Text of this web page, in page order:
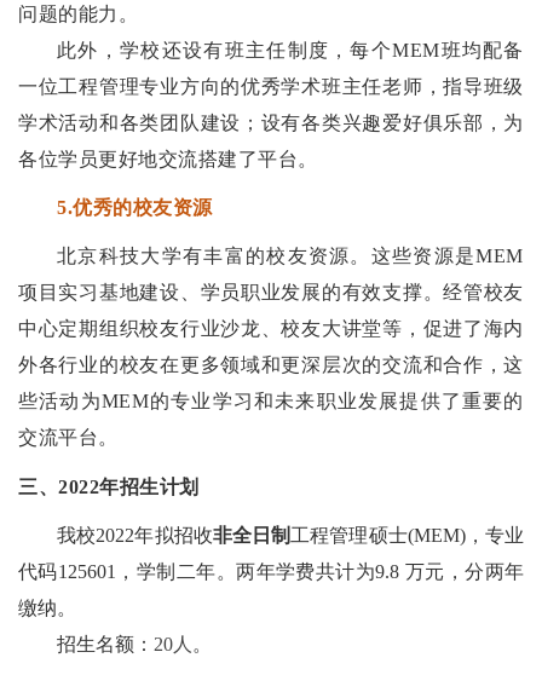
问题的能力。
此外，学校还设有班主任制度，每个MEM班均配备
一位工程管理专业方向的优秀学术班主任老师，指导班级
学术活动和各类团队建设；设有各类兴趣爱好俱乐部，为
各位学员更好地交流搭建了平台。
5.优秀的校友资源
北京科技大学有丰富的校友资源。这些资源是MEM
项目实习基地建设、学员职业发展的有效支撑。经管校友
中心定期组织校友行业沙龙、校友大讲堂等，促进了海内
外各行业的校友在更多领域和更深层次的交流和合作，这
些活动为MEM的专业学习和未来职业发展提供了重要的
交流平台。
三、2022年招生计划
我校2022年拟招收非全日制 工程管理硕士(MEM)，专业
代码125601 ，学制二年。两年学费共计为9.8 万元，分两年
缴纳。
招生名额： 20人 。